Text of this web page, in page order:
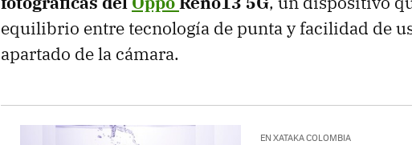
equilibrio entre tecnología de punta y facilidad de
apartado de la cámara.
EN XATAKA COLOMBIA